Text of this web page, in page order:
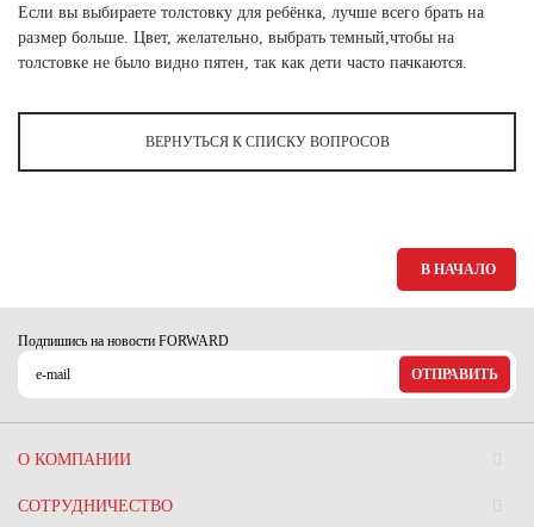
Новосибирская область (3)
Омская область (5)
Республика Татарстан (2)
Ростовская область (2)
Смоленская область (1)
Ставропольский край (5)
Тюменская область (3)
Хакасия (1)
Если вы выбираете толстовку для ребёнка, лучше всего брать на
размер больше. Цвет, желательно, выбрать темный,чтобы на
толстовке не было видно пятен, так как дети часто пачкаются.
ВЕРНУТЬСЯ К СПИСКУ ВОПРОСОВ
В НАЧАЛО
Подпишись на новости FORWARD
ОТПРАВИТЬ
О КОМПАНИИ
СОТРУДНИЧЕСТВО